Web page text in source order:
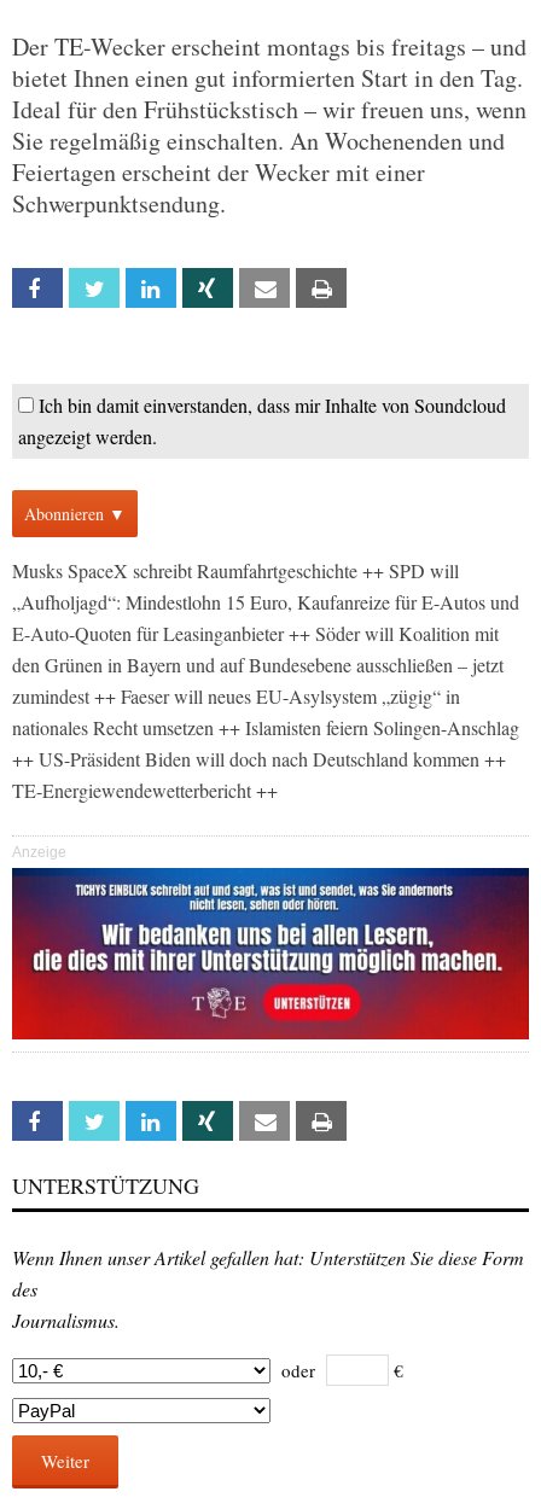
Der TE-Wecker erscheint montags bis freitags – und
bietet Ihnen einen gut informierten Start in den Tag.
Ideal für den Frühstückstisch – wir freuen uns, wenn
Sie regelmäßig einschalten. An Wochenenden und
Feiertagen erscheint der Wecker mit einer
Schwerpunktsendung.
Facebook Twitter Linkedin Xing Email
Ich bin damit einverstanden, dass mir Inhalte von Soundcloud
angezeigt werden.
Abonnieren ▼
Musks SpaceX schreibt Raumfahrtgeschichte ++ SPD will
„Aufholjagd“: Mindestlohn 15 Euro, Kaufanreize für E-Autos und
E-Auto-Quoten für Leasinganbieter ++ Söder will Koalition mit
den Grünen in Bayern und auf Bundesebene ausschließen – jetzt
zumindest ++ Faeser will neues EU-Asylsystem „zügig“ in
nationales Recht umsetzen ++ Islamisten feiern Solingen-Anschlag
++ US-Präsident Biden will doch nach Deutschland kommen ++
TE-Energiewendewetterbericht ++
Anzeige
Facebook Twitter Linkedin Xing Email
UNTERSTÜTZUNG
Wenn Ihnen unser Artikel gefallen hat: Unterstützen Sie diese Form
des
Journalismus.
oder €
Weiter